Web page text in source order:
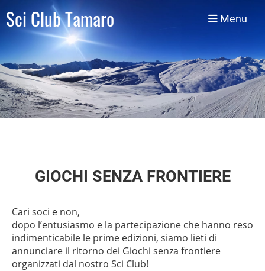
Sci Club Tamaro Menu
GIOCHI SENZA FRONTIERE
Cari soci e non,
dopo l’entusiasmo e la partecipazione che hanno reso
indimenticabile le prime edizioni, siamo lieti di
annunciare il ritorno dei Giochi senza frontiere
organizzati dal nostro Sci Club!